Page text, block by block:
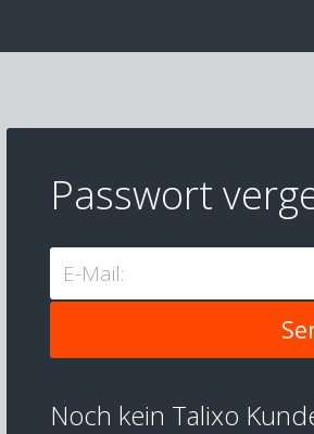
Passwort
E-Mail:
Noch kein Talixo